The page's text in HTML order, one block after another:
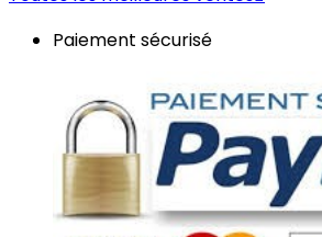
Paiement sécurisé